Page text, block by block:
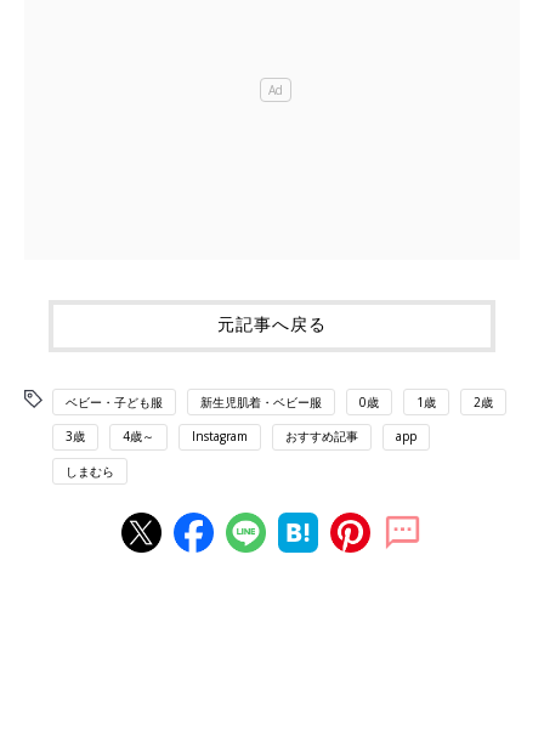
元記事へ戻る
ベビー・子ども服 新生児肌着・ベビー服 0歳 1歳 2歳
3歳 4歳～ Instagram おすすめ記事 app
しまむら